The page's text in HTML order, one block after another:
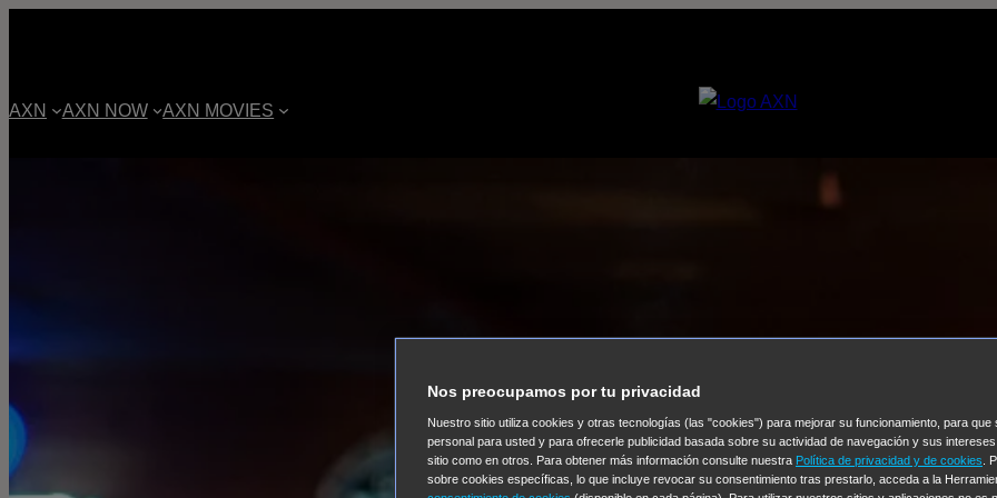
AXN AXN NOW AXN MOVIES
Nos preocupamos por tu privacidad
Nuestro sitio utiliza cookies y otras tecnologías (las "cookies") para mejorar su funcionamiento, para que
personal para usted y para ofrecerle publicidad basada sobre su actividad de navegación y sus
sitio como en otros. Para obtener más información consulte nuestra Política de privacidad y de cookies .
sobre cookies específicas, lo que incluye revocar su consentimiento tras prestarlo, acceda a la